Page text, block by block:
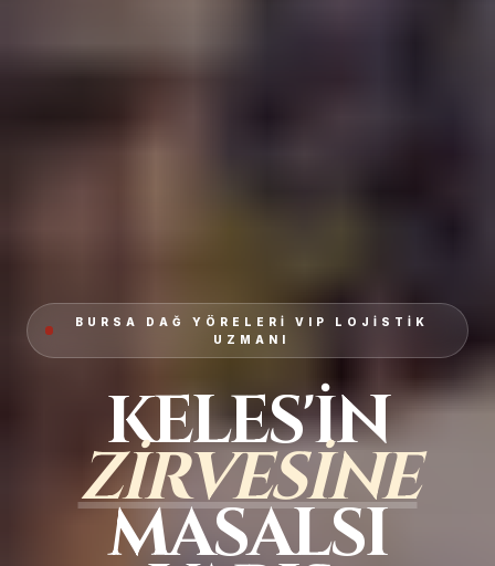
BURSA DAĞ YÖRELERI VIP LOJISTIK
UZMANI
KELES'IN
ZIRVESINE
MASALSI